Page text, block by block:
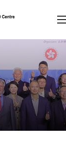
繁 简